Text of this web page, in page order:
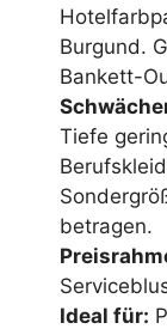
Burgund.
Bankett-
Tiefe
betragen.
Ideal für: